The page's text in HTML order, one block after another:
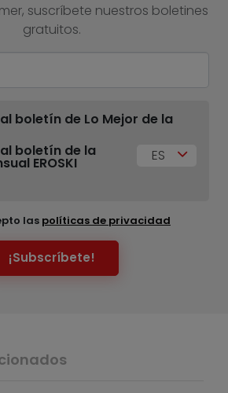
suscríbete nuestros boletines
gratuitos.
boletín de Lo Mejor de la
boletín de la
EROSKI ES
las políticas de privacidad
¡Subscríbete!